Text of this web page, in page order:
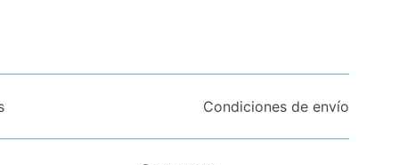
Condiciones de envío